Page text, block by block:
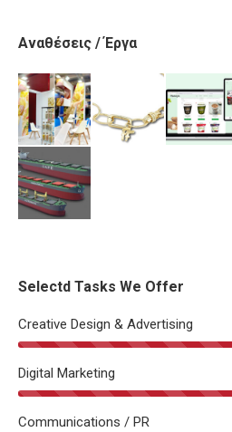
Αναθέσεις / Έργα
Selectd Tasks We Offer
Creative Design & Advertising
Digital Marketing
Communications / PR